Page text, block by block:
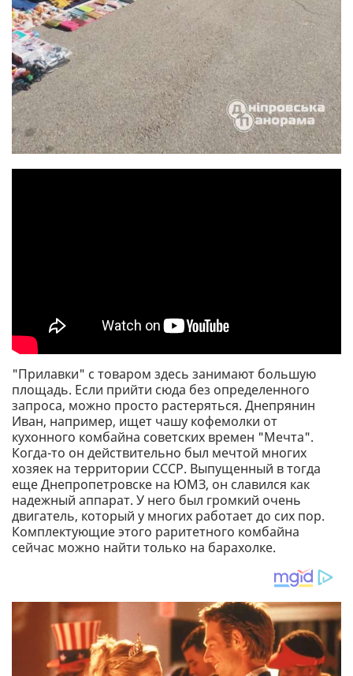
"Прилавки" с товаром здесь занимают большую
площадь. Если прийти сюда без определенного
запроса, можно просто растеряться. Днепрянин
Иван, например, ищет чашу кофемолки от
кухонного комбайна советских времен "Мечта".
Когда-то он действительно был мечтой многих
хозяек на территории СССР. Выпущенный в тогда
еще Днепропетровске на ЮМЗ, он славился как
надежный аппарат. У него был громкий очень
двигатель, который у многих работает до сих пор.
Комплектующие этого раритетного комбайна
сейчас можно найти только на барахолке.